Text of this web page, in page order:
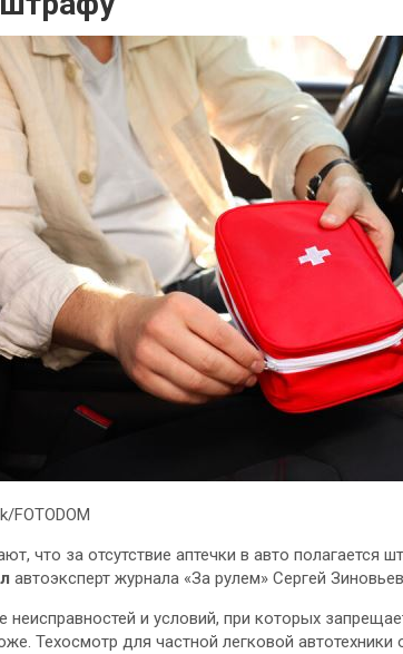
FOTODOM
что за отсутствие аптечки в авто полагается
автоэксперт журнала «За рулем» Сергей
неисправностей и условий, при которых
Техосмотр для частной легковой